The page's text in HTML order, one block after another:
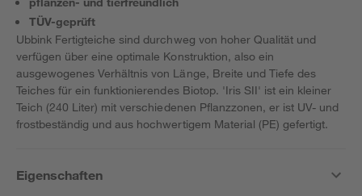
TÜV-geprüft
Ubbink Fertigteiche sind durchweg von hoher Qualität und
verfügen über eine optimale Konstruktion, also ein
ausgewogenes Verhältnis von Länge, Breite und Tiefe des
Teiches für ein funktionierendes Biotop. 'Iris SII' ist ein kleiner
Teich (240 Liter) mit verschiedenen Pflanzzonen, er ist UV- und
frostbeständig und aus hochwertigem Material (PE) gefertigt.
Eigenschaften